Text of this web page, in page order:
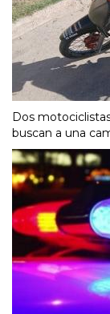
Dos
buscan a una